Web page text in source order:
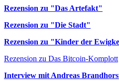
Rezension zu "Das Artefakt"
Rezension zu "Die Stadt"
Rezension zu "Kinder der
Rezension zu Das Bitcoin-Komplott
Interview mit Andreas